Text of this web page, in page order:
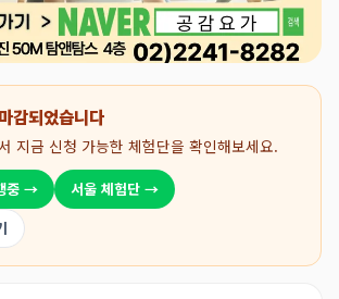
감되었습니다
지금 신청 가능한 체험단을 확인해보세요.
중 →
서울 체험단 →